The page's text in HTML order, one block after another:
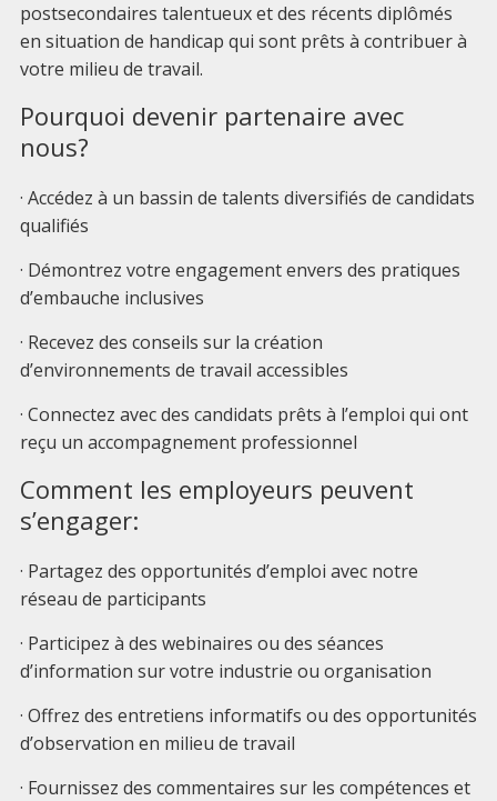
postsecondaires talentueux et des récents diplômés
en situation de handicap qui sont prêts à contribuer à
votre milieu de travail.
Pourquoi devenir partenaire avec
nous?
· Accédez à un bassin de talents diversifiés de candidats
qualifiés
· Démontrez votre engagement envers des pratiques
d’embauche inclusives
· Recevez des conseils sur la création
d’environnements de travail accessibles
· Connectez avec des candidats prêts à l’emploi qui ont
reçu un accompagnement professionnel
Comment les employeurs peuvent
s’engager:
· Partagez des opportunités d’emploi avec notre
réseau de participants
· Participez à des webinaires ou des séances
d’information sur votre industrie ou organisation
· Offrez des entretiens informatifs ou des opportunités
d’observation en milieu de travail
· Fournissez des commentaires sur les compétences et